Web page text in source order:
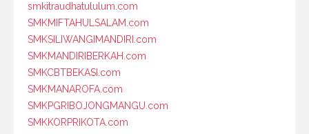
smkitraudhatululum.com
SMKMIFTAHULSALAM.com
SMKSILIWANGIMANDIRI.com
SMKMANDIRIBERKAH.com
SMKCBTBEKASI.com
SMKMANAROFA.com
SMKPGRIBOJONGMANGU.com
SMKKORPRIKOTA.com